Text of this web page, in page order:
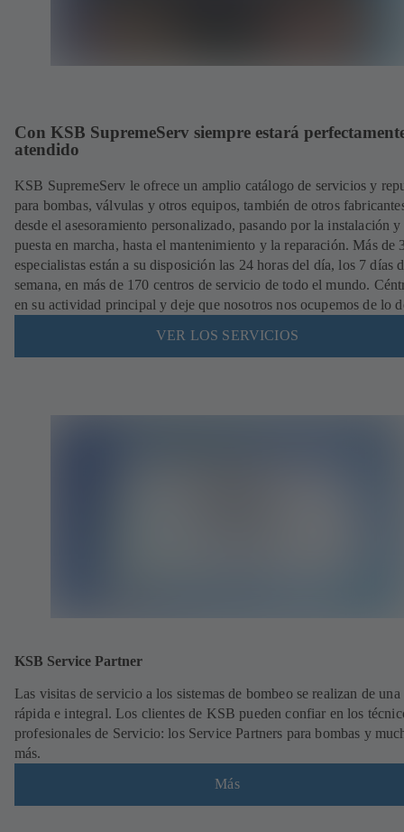
Con KSB SupremeServ siempre estará
atendido
KSB SupremeServ le ofrece un amplio catálogo de servicios y
para bombas, válvulas y otros equipos, también de otros
desde el asesoramiento personalizado, pasando por la instalación y
puesta en marcha, hasta el mantenimiento y la reparación. Más de
especialistas están a su disposición las 24 horas del día, los 7 días
semana, en más de 170 centros de servicio de todo el mundo.
en su actividad principal y deje que nosotros nos ocupemos de lo
VER LOS SERVICIOS
KSB Service Partner
Las visitas de servicio a los sistemas de bombeo se realizan de
rápida e integral. Los clientes de KSB pueden confiar en los
profesionales de Servicio: los Service Partners para bombas y
más.
Más